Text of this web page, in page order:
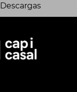
Descargas